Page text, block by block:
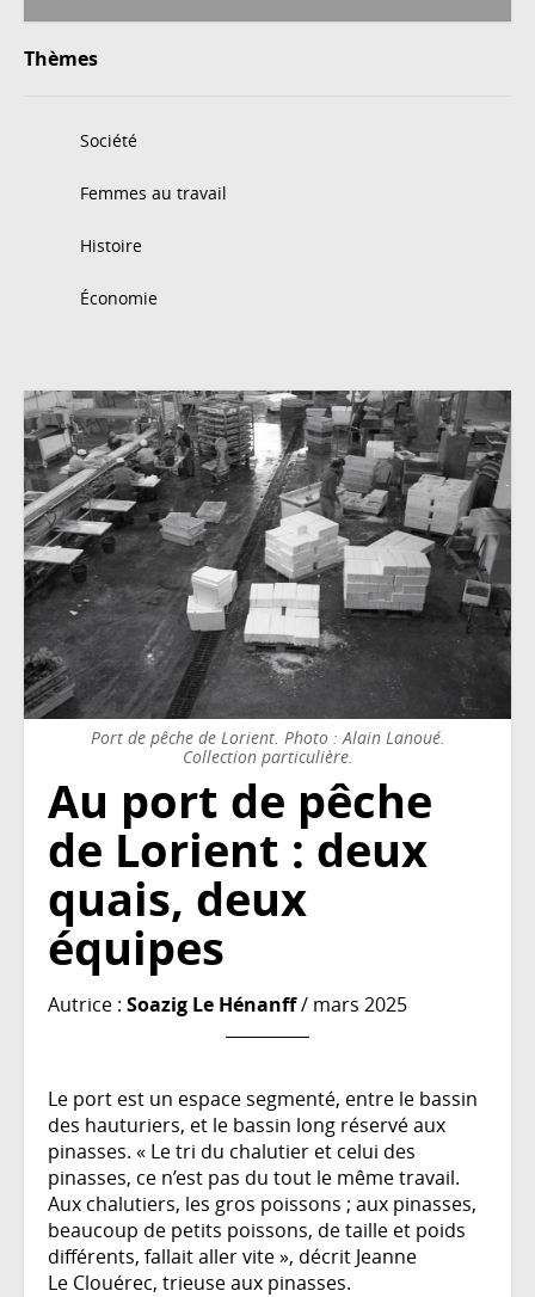
Thèmes
Société
Femmes au travail
Histoire
Économie
Port de pêche de Lorient. Photo : Alain Lanoué.
Collection particulière.
Au port de pêche
de Lorient : deux
quais, deux
équipes
Autrice : Soazig Le Hénanff/ mars 2025
Le port est un espace segmenté, entre le bassin
des hauturiers, et le bassin long réservé aux
pinasses. « Le tri du chalutier et celui des
pinasses, ce n’est pas du tout le même travail.
Aux chalutiers, les gros poissons ; aux pinasses,
beaucoup de petits poissons, de taille et poids
différents, fallait aller vite », décrit Jeanne
Le Clouérec, trieuse aux pinasses.